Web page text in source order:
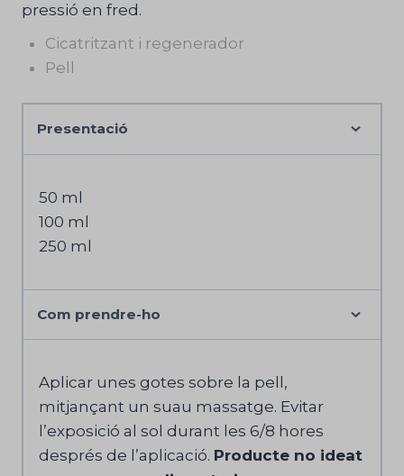
pressió en fred.
Cicatritzant i regenerador
Pell
Presentació
50 ml
100 ml
250 ml
Com prendre-ho
Aplicar unes gotes sobre la pell,
mitjançant un suau massatge. Evitar
l’exposició al sol durant les 6/8 hores
després de l’aplicació. Producte no ideat